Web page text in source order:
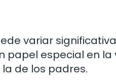
variar
papel especial en la
de los padres.